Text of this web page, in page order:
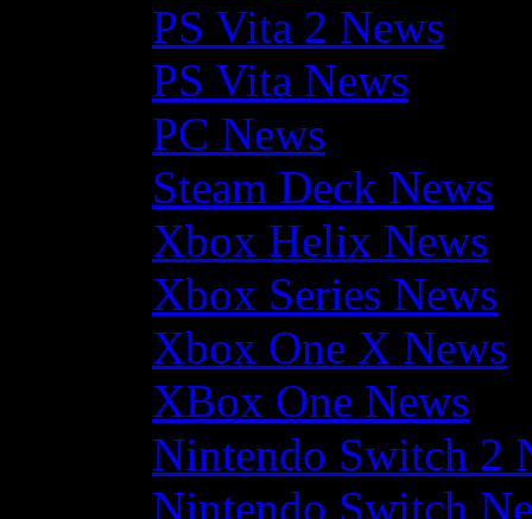
PS Vita 2 News
PS Vita News
PC News
Steam Deck News
Xbox Helix News
Xbox Series News
Xbox One X News
XBox One News
Nintendo Switch 2
Nintendo Switch